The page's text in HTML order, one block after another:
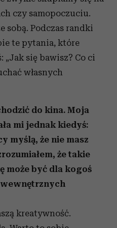
podczas
czy samopoczuciu.
sobą. Podczas randki
te pytania, które
„Jak się bawisz? Co ci
własnych
do kina. Moja
mi jednak kiedyś:
myślą, że nie masz
że takie
może być dla kogoś
kreatywność.